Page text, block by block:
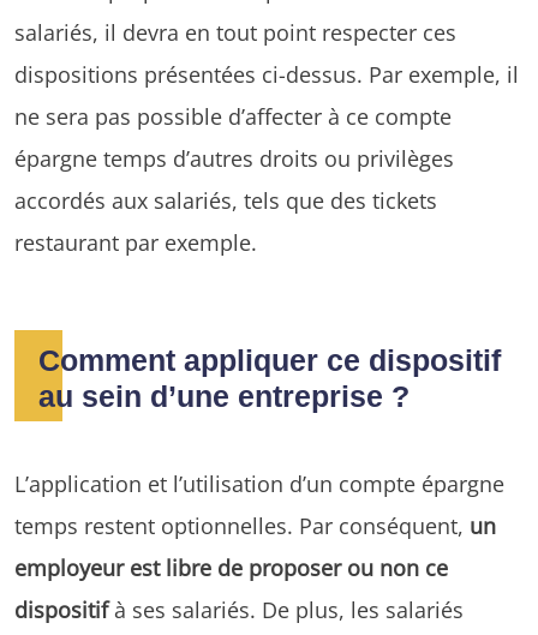
salariés, il devra en tout point respecter ces
dispositions présentées ci-dessus. Par exemple, il
ne sera pas possible d’affecter à ce compte
épargne temps d’autres droits ou privilèges
accordés aux salariés, tels que des tickets
restaurant par exemple.
Comment appliquer ce dispositif
au sein d’une entreprise ?
L’application et l’utilisation d’un compte épargne
temps restent optionnelles. Par conséquent, un
employeur est libre de proposer ou non ce
dispositifà ses salariés. De plus, les salariés